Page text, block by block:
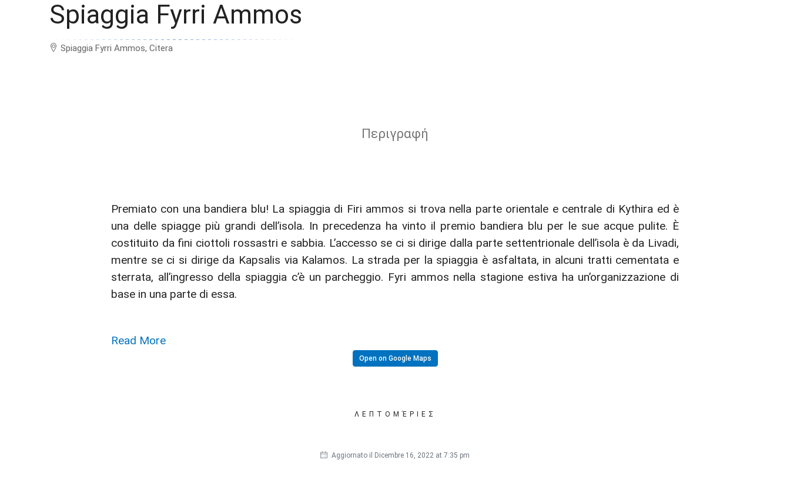
Spiaggia Fyrri Ammos
Spiaggia Fyrri Ammos, Citera
Περιγραφή
Premiato con una bandiera blu! La spiaggia di Firi ammos si trova nella parte orientale e centrale di Kythira ed è
una delle spiagge più grandi dell’isola. In precedenza ha vinto il premio bandiera blu per le sue acque pulite. È
costituito da fini ciottoli rossastri e sabbia. L’accesso se ci si dirige dalla parte settentrionale dell’isola è da Livadi,
mentre se ci si dirige da Kapsalis via Kalamos. La strada per la spiaggia è asfaltata, in alcuni tratti cementata e
sterrata, all’ingresso della spiaggia c’è un parcheggio. Fyri ammos nella stagione estiva ha un’organizzazione di
base in una parte di essa.
Read More
Open on Google Maps
ΛΕΠΤΟΜΈΡΙΕΣ
Aggiornato il Dicembre 16, 2022 at 7:35 pm